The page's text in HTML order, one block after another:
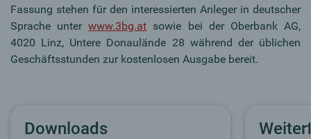
Fassung stehen für den interessierten Anleger in deutscher
Sprache unterwww.3bg.at sowie bei der Oberbank AG,
4020 Linz, Untere Donaulände 28 während der üblichen
Geschäftsstunden zur kostenlosen Ausgabe bereit.
Downloads